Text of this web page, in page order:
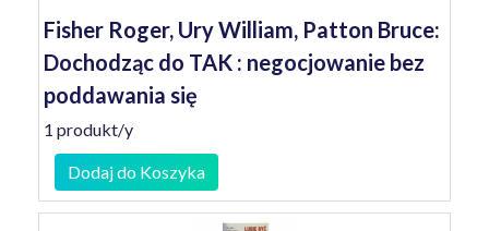
Fisher Roger, Ury William, Patton Bruce:
Dochodząc do TAK : negocjowanie bez
poddawania się
1 produkt/y
Dodaj do Koszyka